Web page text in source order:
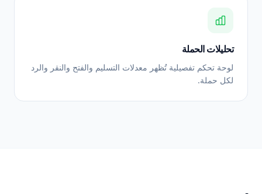
تحليلات الحملة
لوحة تحكم تفصيلية تُظهر معدلات التسليم والفتح والنقر والرد
لكل حملة.